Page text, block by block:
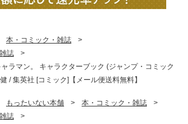
本・コミック・雑誌
>
誌
>
ャラマン。 キャラクターブック (ジャンプ・コミック
/ 集英社 [コミック]【メール便送料無料】
もったいない本舗 > 本・コミック・雑誌
>
誌
>